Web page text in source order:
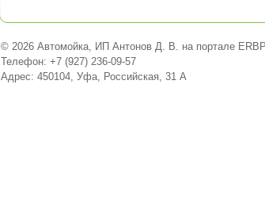
© 2026 Автомойка, ИП Антонов Д. В. на портале
Телефон: +7 (927) 236-09-57
Адрес: 450104, Уфа, Российская, 31 А